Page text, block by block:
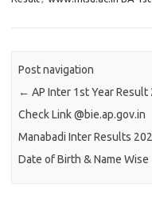
Post navigation
← AP Inter 1st Year Result
Check Link @bie.ap.gov.in
Manabadi Inter Results
Date of Birth & Name Wise